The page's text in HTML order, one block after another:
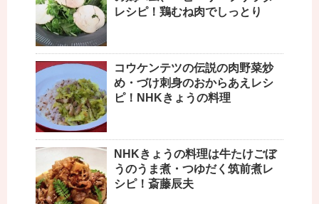
レシピ！鶏むね肉でしっとり
コウケンテツの伝説の肉野菜炒
め・づけ刺身のおからあえレシ
ピ！NHKきょうの料理
NHKきょうの料理は牛たけごぼ
うのうま煮・つゆだく筑前煮レ
シピ！斎藤辰夫